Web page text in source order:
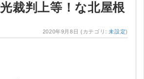
裁判上等！な北屋根
2020年9月8日 (カテゴリ:未設定)